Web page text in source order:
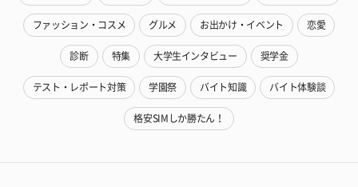
ファッション・コスメ グルメ お出かけ・イベント 恋愛
診断 特集 大学生インタビュー 奨学金
テスト・レポート対策 学園祭 バイト知識 バイト体験談
格安SIMしか勝たん！